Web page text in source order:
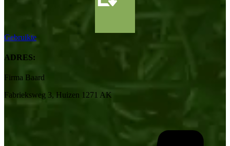
Gebruikte
ADRES:
Firma Baard
Fabrieksweg 3, Huizen 1271 AK